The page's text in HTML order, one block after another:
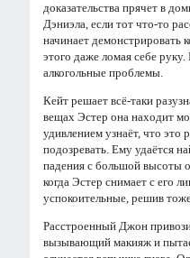
доказательства прячет в
Дэниэла, если тот что-то
начинает демонстрировать
этого даже ломая себе
алкогольные проблемы.
Кейт решает всё-таки
вещах Эстер она находит
удивлением узнаёт, что
подозревать. Ему удаётся
падения с большой высоты
когда Эстер снимает с его
успокоительные, решив
Расстроенный Джон
вызывающий макияж и